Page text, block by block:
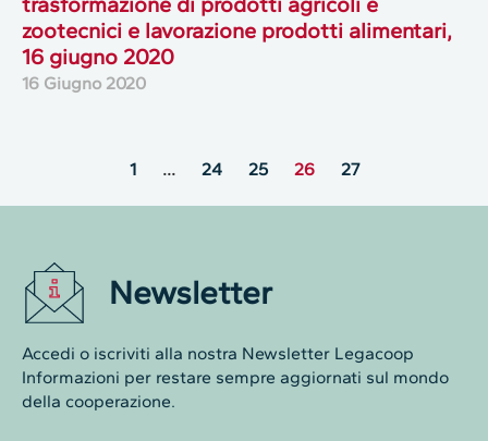
zootecnici e lavorazione prodotti alimentari,
16 giugno 2020
16 Giugno 2020
1 … 24 25 26 27
Newsletter
Accedi o iscriviti alla nostra Newsletter Legacoop
Informazioni per restare sempre aggiornati sul mondo
della cooperazione.